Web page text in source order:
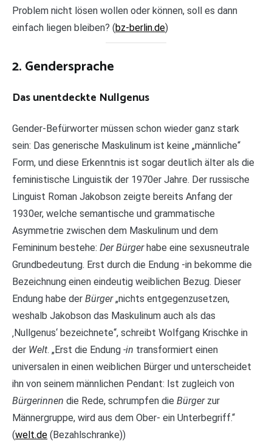
Problem nicht lösen wollen oder können, soll es dann
einfach liegen bleiben? (bz-berlin.de)
2. Gendersprache
Das unentdeckte Nullgenus
Gender-Befürworter müssen schon wieder ganz stark
sein: Das generische Maskulinum ist keine „männliche“
Form, und diese Erkenntnis ist sogar deutlich älter als die
feministische Linguistik der 1970er Jahre. Der russische
Linguist Roman Jakobson zeigte bereits Anfang der
1930er, welche semantische und grammatische
Asymmetrie zwischen dem Maskulinum und dem
Femininum bestehe: Der Bürgerhabe eine sexusneutrale
Grundbedeutung. Erst durch die Endung -in bekomme die
Bezeichnung einen eindeutig weiblichen Bezug. Dieser
Endung habe der Bürger„nichts entgegenzusetzen,
weshalb Jakobson das Maskulinum auch als das
‚Nullgenus‘ bezeichnete“, schreibt Wolfgang Krischke in
der Welt. „Erst die Endung -in transformiert einen
universalen in einen weiblichen Bürger und unterscheidet
ihn von seinem männlichen Pendant: Ist zugleich von
Bürgerinnen die Rede, schrumpfen die Bürgerzur
Männergruppe, wird aus dem Ober- ein Unterbegriff.“
(welt.de (Bezahlschranke))